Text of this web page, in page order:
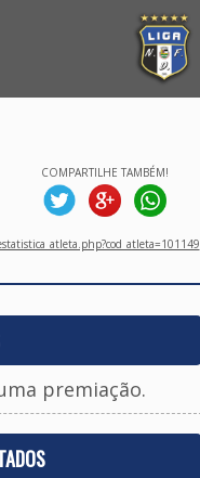
COMPARTILHE TAMBÉM!
premiação.